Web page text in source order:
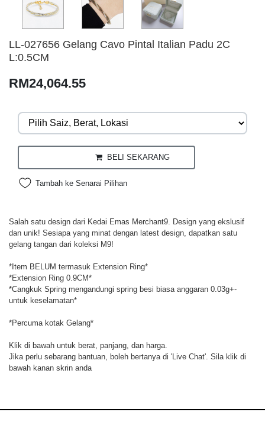
LL-027656 Gelang Cavo Pintal Italian Padu 2C
L:0.5CM
RM24,064.55
BELI SEKARANG
Tambah ke Senarai Pilihan
Salah satu design dari Kedai Emas Merchant9. Design yang ekslusif
dan unik! Sesiapa yang minat dengan latest design, dapatkan satu
gelang tangan dari koleksi M9!
*Item BELUM termasuk Extension Ring*
*Extension Ring 0.9CM*
*Cangkuk Spring mengandungi spring besi biasa anggaran 0.03g+-
untuk keselamatan*
*Percuma kotak Gelang*
Klik di bawah untuk berat, panjang, dan harga.
Jika perlu sebarang bantuan, boleh bertanya di 'Live Chat'. Sila klik di
bawah kanan skrin anda